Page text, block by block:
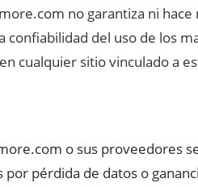
no garantiza ni
confiabilidad del uso de los
cualquier sitio vinculado a
o sus proveedores
por pérdida de datos o